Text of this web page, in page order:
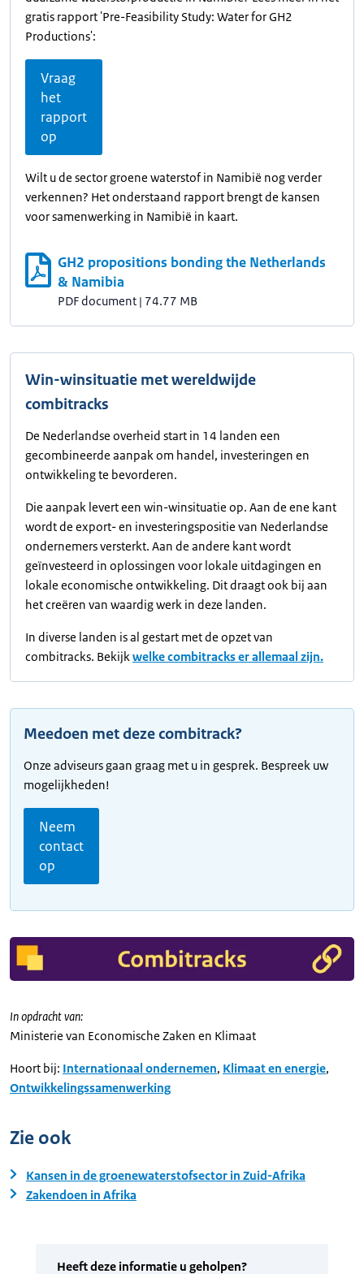
gratis rapport 'Pre-Feasibility Study: Water for GH2
Productions':
Vraag
het
rapport
op
Wilt u de sector groene waterstof in Namibië nog verder
verkennen? Het onderstaand rapport brengt de kansen
voor samenwerking in Namibië in kaart.
GH2 propositions bonding the Netherlands
& Namibia
PDF document | 74.77 MB
Win-winsituatie met wereldwijde
combitracks
De Nederlandse overheid start in 14 landen een
gecombineerde aanpak om handel, investeringen en
ontwikkeling te bevorderen.
Die aanpak levert een win-winsituatie op. Aan de ene kant
wordt de export- en investeringspositie van Nederlandse
ondernemers versterkt. Aan de andere kant wordt
geïnvesteerd in oplossingen voor lokale uitdagingen en
lokale economische ontwikkeling. Dit draagt ook bij aan
het creëren van waardig werk in deze landen.
In diverse landen is al gestart met de opzet van
combitracks. Bekijkwelke combitracks er allemaal zijn.
Meedoen met deze combitrack?
Onze adviseurs gaan graag met u in gesprek. Bespreek uw
mogelijkheden!
Neem
contact
op
In opdracht van:
Ministerie van Economische Zaken en Klimaat
Hoort bij: Internationaal ondernemen, Klimaat en energie,
Ontwikkelingssamenwerking
Zie ook
Kansen in de groenewaterstofsector in Zuid-Afrika
Zakendoen in Afrika